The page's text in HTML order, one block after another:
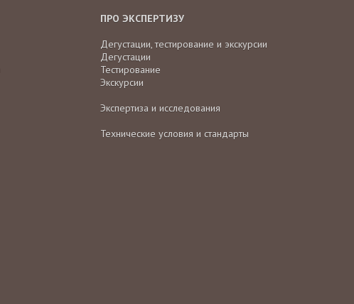
ПРО ЭКСПЕРТИЗУ
Дегустации, тестирование и экскурсии
Дегустации
Тестирование
Экскурсии
Экспертиза и исследования
Технические условия и стандарты